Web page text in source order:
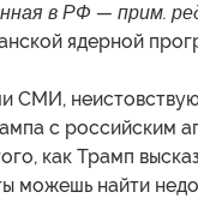
в РФ — прим.
ядерной
СМИ,
с российским
как Трамп
можешь найти